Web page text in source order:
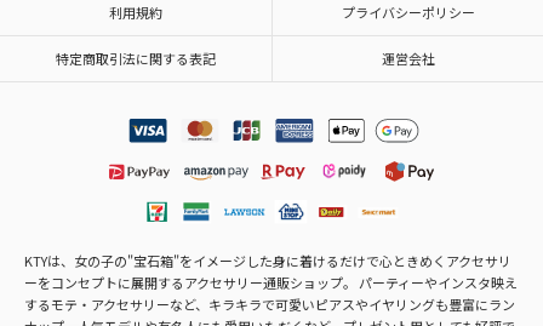
利用規約 プライバシーポリシー
特定商取引法に関する表記 運営会社
KTYは、女の子の"宝石箱"をイメージした身に着けるだけで心ときめくアクセサリ
ーをコンセプトに展開するアクセサリー通販ショップ。 パーティーやインスタ映え
するモテ・アクセサリーなど、キラキラで可愛いピアスやイヤリングも豊富にラン